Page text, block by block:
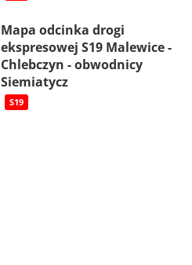
Mapa odcinka drogi
ekspresowej S19 Malewice -
Chlebczyn - obwodnicy
Siemiatycz
S19